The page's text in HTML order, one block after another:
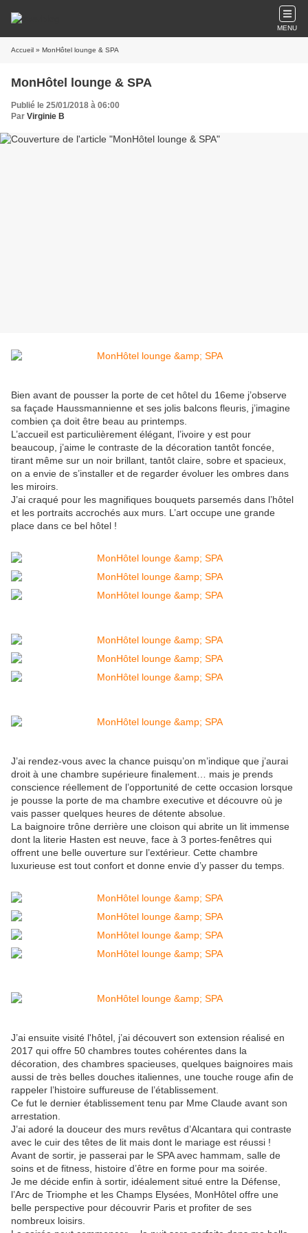
MENU
Accueil » MonHôtel lounge & SPA
MonHôtel lounge & SPA
Publié le 25/01/2018 à 06:00
Par Virginie B
Bien avant de pousser la porte de cet hôtel du 16eme j’observe
sa façade Haussmannienne et ses jolis balcons fleuris, j’imagine
combien ça doit être beau au printemps.
L’accueil est particulièrement élégant, l’ivoire y est pour
beaucoup, j’aime le contraste de la décoration tantôt foncée,
tirant même sur un noir brillant, tantôt claire, sobre et spacieux,
on a envie de s’installer et de regarder évoluer les ombres dans
les miroirs.
J’ai craqué pour les magnifiques bouquets parsemés dans l’hôtel
et les portraits accrochés aux murs. L’art occupe une grande
place dans ce bel hôtel !
J’ai rendez-vous avec la chance puisqu’on m’indique que j’aurai
droit à une chambre supérieure finalement… mais je prends
conscience réellement de l’opportunité de cette occasion lorsque
je pousse la porte de ma chambre executive et découvre où je
vais passer quelques heures de détente absolue.
La baignoire trône derrière une cloison qui abrite un lit immense
dont la literie Hasten est neuve, face à 3 portes-fenêtres qui
offrent une belle ouverture sur l’extérieur. Cette chambre
luxurieuse est tout confort et donne envie d’y passer du temps.
J’ai ensuite visité l'hôtel, j’ai découvert son extension réalisé en
2017 qui offre 50 chambres toutes cohérentes dans la
décoration, des chambres spacieuses, quelques baignoires mais
aussi de très belles douches italiennes, une touche rouge afin de
rappeler l’histoire suffureuse de l’établissement.
Ce fut le dernier établissement tenu par Mme Claude avant son
arrestation.
J’ai adoré la douceur des murs revêtus d’Alcantara qui contraste
avec le cuir des têtes de lit mais dont le mariage est réussi !
Avant de sortir, je passerai par le SPA avec hammam, salle de
soins et de fitness, histoire d’être en forme pour ma soirée.
Je me décide enfin à sortir, idéalement situé entre la Défense,
l’Arc de Triomphe et les Champs Elysées, MonHôtel offre une
belle perspective pour découvrir Paris et profiter de ses
nombreux loisirs.